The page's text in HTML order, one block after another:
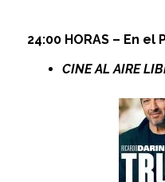
24:00 HORAS – En
CINE AL AIRE